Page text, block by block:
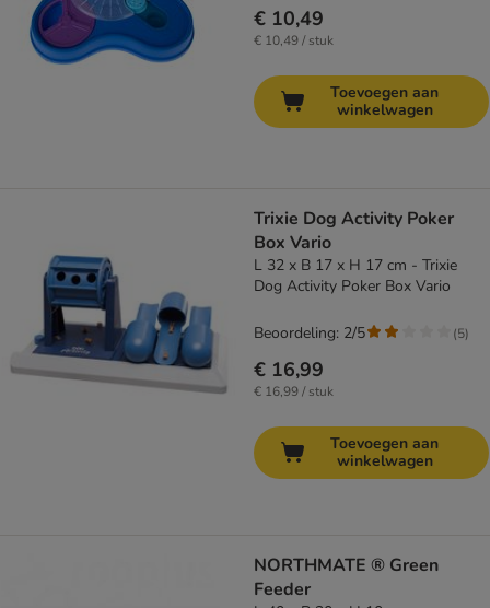
€ 10,49
€ 10,49 / stuk
Toevoegen aan
winkelwagen
Trixie Dog Activity Poker
Box Vario
L 32 x B 17 x H 17 cm - Trixie
Dog Activity Poker Box Vario
€ 16,99
€ 16,99 / stuk
Beoordeling: 2/5 (5)
Toevoegen aan
winkelwagen
NORTHMATE ® Green
Feeder